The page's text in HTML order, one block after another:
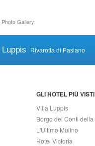
Photo Gallery
Rivarotta di Pasiano
GLI HOTEL PIÙ VISTI
Villa Luppis
Borgo dei Conti della
L'Ultimo Mulino
Hotel Victoria